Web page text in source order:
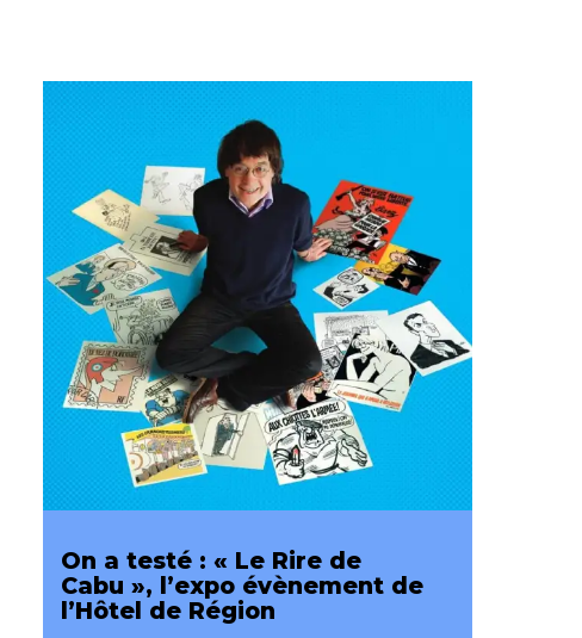
On a testé : « Le Rire de
Cabu », l’expo évènement de
l’Hôtel de Région